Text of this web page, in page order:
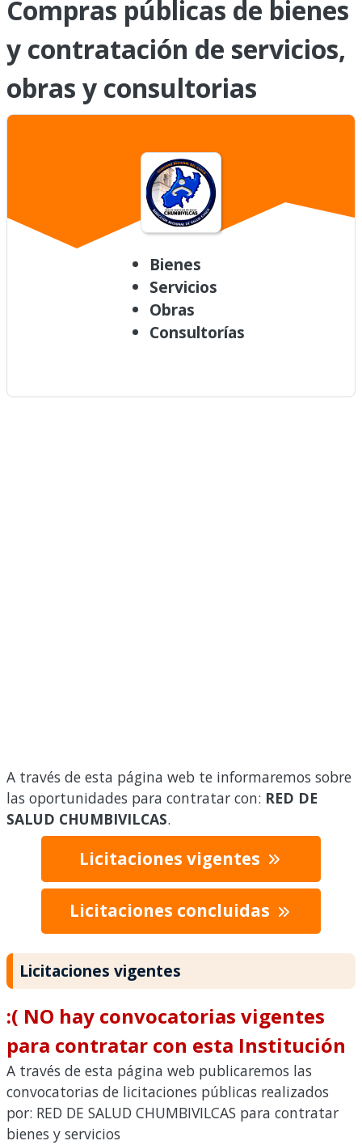
Compras públicas de bienes
y contratación de servicios,
obras y consultorias
Bienes
Servicios
Obras
Consultorías
A través de esta página web te informaremos sobre
las oportunidades para contratar con: RED DE
SALUD CHUMBIVILCAS.
Licitaciones vigentes
Licitaciones concluidas
Licitaciones vigentes
:( NO hay convocatorias vigentes
para contratar con esta Institución
A través de esta página web publicaremos las
convocatorias de licitaciones públicas realizados
por: RED DE SALUD CHUMBIVILCAS para contratar
bienes y servicios